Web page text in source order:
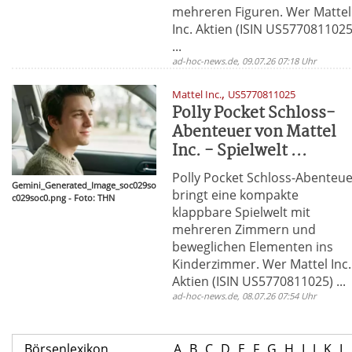
mehreren Figuren. Wer Mattel
Inc. Aktien (ISIN
...
ad-hoc-news.de, 09.07.26 07:18 Uhr
Gemini_Generated_Image_soc029so
c029soc0.png - Foto: THN
Mattel Inc., US5770811025
Polly Pocket Schloss-
Abenteuer von Mattel
Inc. - Spielwelt ...
Polly Pocket Schloss-
bringt eine kompakte
klappbare Spielwelt mit
mehreren Zimmern und
beweglichen Elementen ins
Kinderzimmer. Wer Mattel Inc.
Aktien (ISIN US5770811025) ...
ad-hoc-news.de, 08.07.26 07:54 Uhr
Börsenlexikon A B C D E F G H I J K L